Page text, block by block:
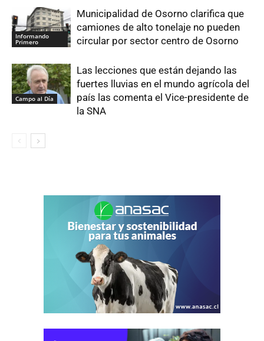
Informando
Primero
Municipalidad de Osorno clarifica que
camiones de alto tonelaje no pueden
circular por sector centro de Osorno
Campo al Día
Las lecciones que están dejando las
fuertes lluvias en el mundo agrícola del
país las comenta el Vice-presidente de
la SNA